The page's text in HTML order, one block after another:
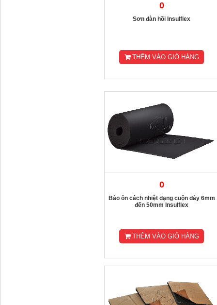
0
Sơn đàn hồi Insulflex
THÊM VÀO GIỎ HÀNG
0
Bảo ôn cách nhiệt dạng cuộn dày 6mm
đến 50mm Insulflex
THÊM VÀO GIỎ HÀNG